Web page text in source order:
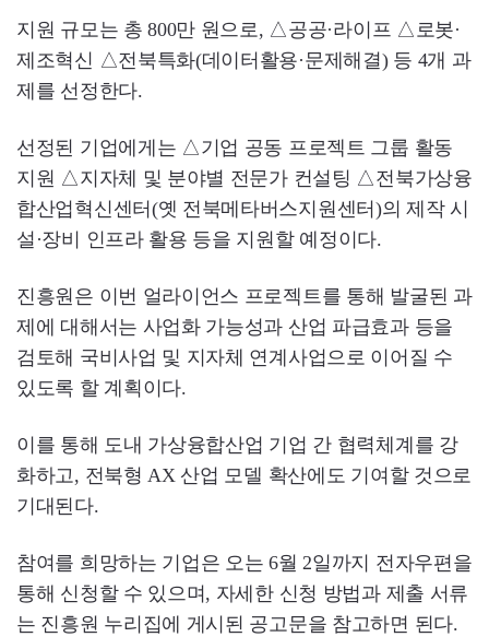
지원 규모는 총 800만 원으로, △공공·라이프 △로봇·
제조혁신 △전북특화(데이터활용·문제해결) 등 4개 과
제를 선정한다.
선정된 기업에게는 △기업 공동 프로젝트 그룹 활동
지원 △지자체 및 분야별 전문가 컨설팅 △전북가상융
합산업혁신센터(옛 전북메타버스지원센터)의 제작 시
설·장비 인프라 활용 등을 지원할 예정이다.
진흥원은 이번 얼라이언스 프로젝트를 통해 발굴된 과
제에 대해서는 사업화 가능성과 산업 파급효과 등을
검토해 국비사업 및 지자체 연계사업으로 이어질 수
있도록 할 계획이다.
이를 통해 도내 가상융합산업 기업 간 협력체계를 강
화하고, 전북형 AX 산업 모델 확산에도 기여할 것으로
기대된다.
참여를 희망하는 기업은 오는 6월 2일까지 전자우편을
통해 신청할 수 있으며, 자세한 신청 방법과 제출 서류
는 진흥원 누리집에 게시된 공고문을 참고하면 된다.